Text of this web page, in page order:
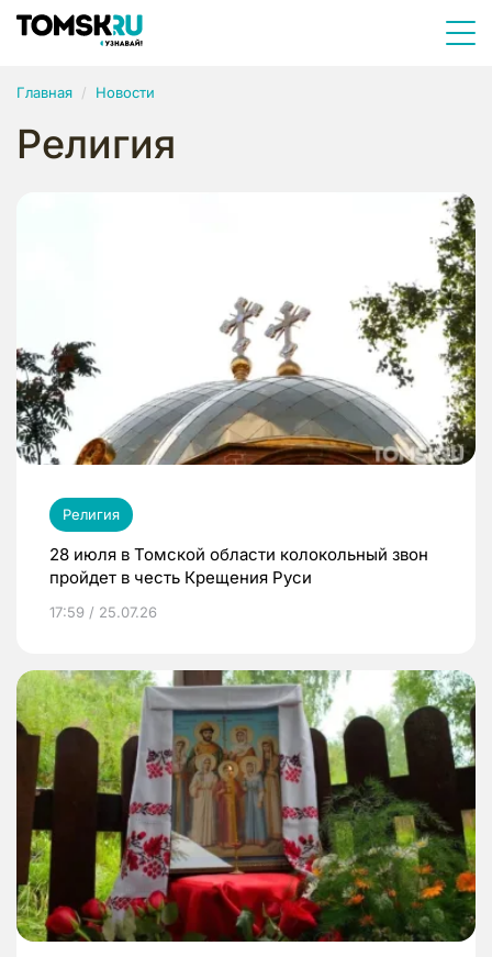
Главная Новости
Религия
Религия
28 июля в Томской области колокольный звон
пройдет в честь Крещения Руси
17:59 / 25.07.26